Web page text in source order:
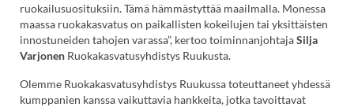
ruokailusuosituksiin. Tämä hämmästyttää maailmalla. Monessa
maassa ruokakasvatus on paikallisten kokeilujen tai yksittäisten
innostuneiden tahojen varassa”, kertoo toiminnanjohtajaSilja
Varjonen Ruokakasvatusyhdistys Ruukusta.
Olemme Ruokakasvatusyhdistys Ruukussa toteuttaneet yhdessä
kumppanien kanssa vaikuttavia hankkeita, jotka tavoittavat